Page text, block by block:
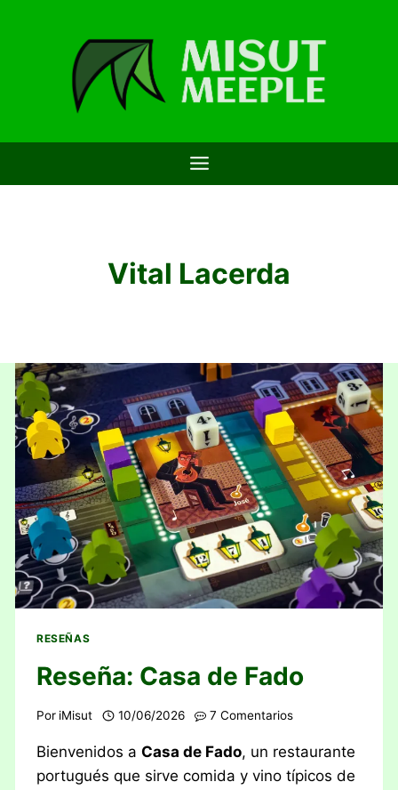
Vital Lacerda
RESEÑAS
Reseña: Casa de Fado
Por iMisut 10/06/2026 7 Comentarios
Bienvenidos aCasa de Fado, un restaurante
portugués que sirve comida y vino típicos de